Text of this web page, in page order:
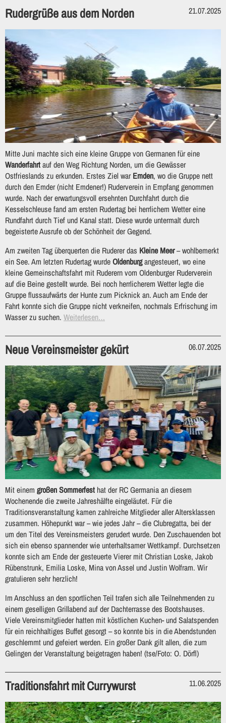
Rudergrüße aus dem Norden 21.07.2025
Mitte Juni machte sich eine kleine Gruppe von Germanen für eine
Wanderfahrtauf den Weg Richtung Norden, um die Gewässer
Ostfrieslands zu erkunden. Erstes Ziel warEmden, wo die Gruppe nett
durch den Emder (nicht Emdener!) Ruderverein in Empfang genommen
wurde. Nach der erwartungsvoll ersehnten Durchfahrt durch die
Kesselschleuse fand am ersten Rudertag bei herrlichem Wetter eine
Rundfahrt durch Tief und Kanal statt. Diese wurde untermalt durch
begeisterte Ausrufe ob der Schönheit der Gegend.
Am zweiten Tag überquerten die Ruderer das Kleine Meer– wohlbemerkt
ein See. Am letzten Rudertag wurdeOldenburgangesteuert, wo eine
kleine Gemeinschaftsfahrt mit Ruderern vom Oldenburger Ruderverein
auf die Beine gestellt wurde. Bei noch herrlicherem Wetter legte die
Gruppe flussaufwärts der Hunte zum Picknick an. Auch am Ende der
Fahrt konnte sich die Gruppe nicht verkneifen, nochmals Erfrischung im
Wasser zu suchen. Weiterlesen…
Neue Vereinsmeister gekürt 06.07.2025
Mit einem großen Sommerfest hat der RC Germania an diesem
Wochenende die zweite Jahreshälfte eingeläutet. Für die
Traditionsveranstaltung kamen zahlreiche Mitglieder aller Altersklassen
zusammen. Höhepunkt war – wie jedes Jahr – die Clubregatta, bei der
um den Titel des Vereinsmeisters gerudert wurde. Den Zuschauenden bot
sich ein ebenso spannender wie unterhaltsamer Wettkampf. Durchsetzen
konnte sich am Ende der gesteuerte Vierer mit Christian Loske, Jakob
Rübenstrunk, Emilia Loske, Mina von Assel und Justin Wolfram. Wir
gratulieren sehr herzlich!
Im Anschluss an den sportlichen Teil trafen sich alle Teilnehmenden zu
einem geselligen Grillabend auf der Dachterrasse des Bootshauses.
Viele Vereinsmitglieder hatten mit köstlichen Kuchen- und Salatspenden
für ein reichhaltiges Buffet gesorgt – so konnte bis in die Abendstunden
geschlemmt und gefeiert werden. Ein großer Dank gilt allen, die zum
Gelingen der Veranstaltung beigetragen haben! (tse/Foto: O. Dörfl)
Traditionsfahrt mit Currywurst 11.06.2025